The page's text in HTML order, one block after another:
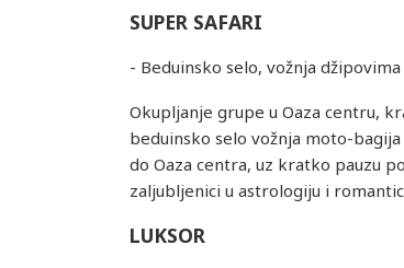
SUPER SAFARI
- Beduinsko selo, vožnja
Okupljanje grupe u Oaza centru,
beduinsko selo vožnja moto-
do Oaza centra, uz kratko pauzu
zaljubljenici u astrologiju i
LUKSOR